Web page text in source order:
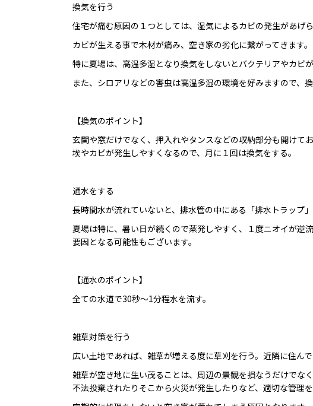
換気を行う
住宅が痛む原因の１つとしては、湿気によるカビの発生があげら
カビが生える事で木材が痛み、空き家の劣化に繋がってきます。
特に夏場は、高温多湿となり換気をしないとバクテリアやカビ
また、シロアリなどの害虫は高温多湿の環境を好みますので、
【換気のポイント】
玄関や窓だけでなく、押入れやタンスなどの収納部分も開けてお
埃やカビが発生しやすくなるので、月に１回は換気をする。
通水をする
長時間水が流れていないと、排水管の中にある「排水トラップ
夏場は特に、暑い日が続くので蒸発しやすく、１度ニオイが逆
要因となる可能性もございます。
【通水のポイント】
全ての水道で30秒～1分程水を流す。
雑草対策を行う
広い土地であれば、雑草が増える度に草刈を行う。近隣に住ん
雑草が空き地に生い茂ることは、周辺の景観を損なうだけで
不法投棄されたりそこから火災が発生したりなど、適切な管理